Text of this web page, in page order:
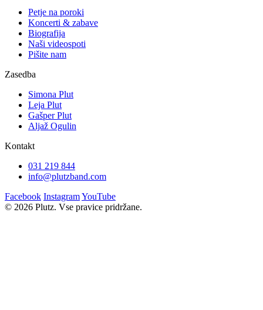
Petje na poroki
Koncerti & zabave
Biografija
Naši videospoti
Pišite nam
Zasedba
Simona Plut
Leja Plut
Gašper Plut
Aljaž Ogulin
Kontakt
031 219 844
info@plutzband.com
Facebook InstagramYouTube
© 2026 Plutz. Vse pravice pridržane.